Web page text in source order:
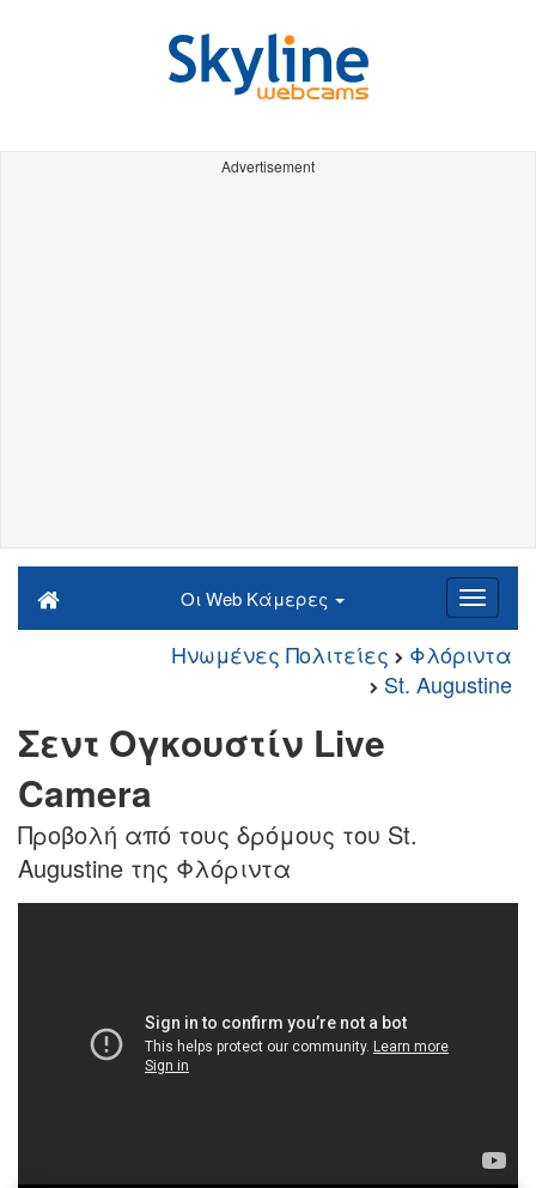
Advertisement
Οι Web Κάμερες
Ηνωμένες Πολιτείες
Φλόριντα
St. Augustine
Σεντ Ογκουστίν Live
Camera
Προβολή από τους δρόμους του St.
Augustine της Φλόριντα